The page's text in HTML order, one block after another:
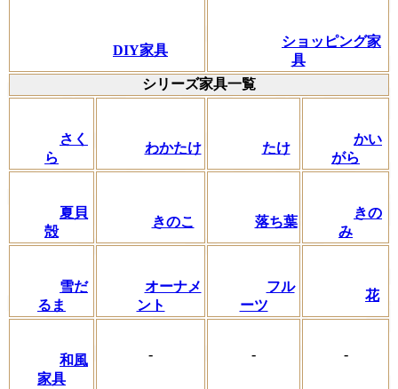
DIY家具
ショッピング家
具
シリーズ家具一覧
さく
ら
わかたけ たけ
かい
がら
夏貝
殻
きのこ 落ち葉
きの
み
雪だ
るま
オーナメ
ント
フル
ーツ
花
和風
家具
- - -